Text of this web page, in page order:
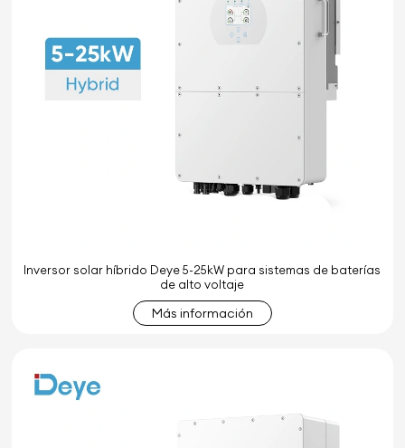
Inversor solar híbrido Deye 5-25kW para sistemas de baterías
de alto voltaje
Más información